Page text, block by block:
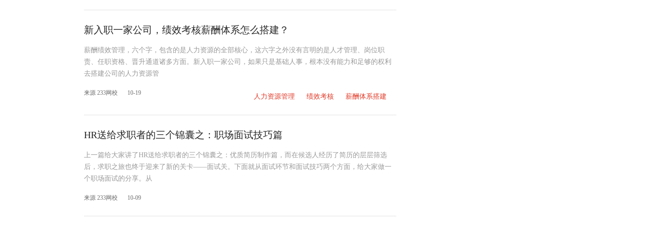
新入职一家公司，绩效考核薪酬体系怎么搭建？
薪酬绩效管理，六个字，包含的是人力资源的全部核心，这六字之外没有言明的是人才管理、岗位职
责、任职资格、晋升通道诸多方面。新入职一家公司，如果只是基础人事，根本没有能力和足够的权利
去搭建公司的人力资源管
来源 233网校 10-19 人力资源管理 绩效考核 薪酬体系搭建
HR送给求职者的三个锦囊之：职场面试技巧篇
上一篇给大家讲了HR送给求职者的三个锦囊之：优质简历制作篇，而在候选人经历了简历的层层筛选
后，求职之旅也终于迎来了新的关卡——面试关。下面就从面试环节和面试技巧两个方面，给大家做一
个职场面试的分享。从
来源 233网校 10-09